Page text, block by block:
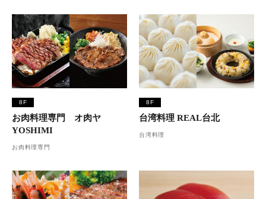
8F
お肉料理専門 オ肉ヤ
YOSHIMI
お肉料理専門
8F
台湾料理 REAL台北
台湾料理